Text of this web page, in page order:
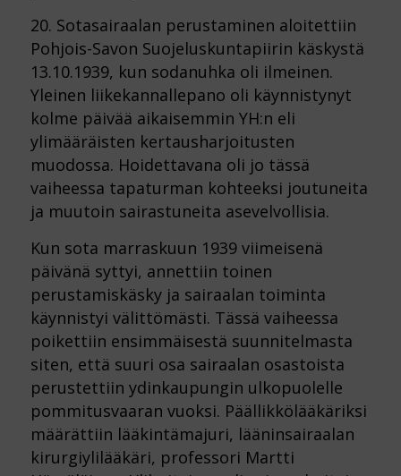
20. Sotasairaalan perustaminen aloitettiin
Pohjois-Savon Suojeluskuntapiirin käskystä
13.10.1939, kun sodanuhka oli ilmeinen.
Yleinen liikekannallepano oli käynnistynyt
kolme päivää aikaisemmin YH:n eli
ylimääräisten kertausharjoitusten
muodossa. Hoidettavana oli jo tässä
vaiheessa tapaturman kohteeksi joutuneita
ja muutoin sairastuneita asevelvollisia.
Kun sota marraskuun 1939 viimeisenä
päivänä syttyi, annettiin toinen
perustamiskäsky ja sairaalan toiminta
käynnistyi välittömästi. Tässä vaiheessa
poikettiin ensimmäisestä suunnitelmasta
siten, että suuri osa sairaalan osastoista
perustettiin ydinkaupungin ulkopuolelle
pommitusvaaran vuoksi. Päällikkölääkäriksi
määrättiin lääkintämajuri, lääninsairaalan
kirurgiylilääkäri, professori Martti